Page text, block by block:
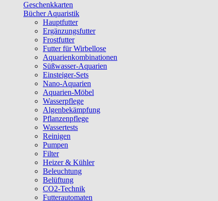
Geschenkkarten
Bücher Aquaristik
Hauptfutter
Ergänzungsfutter
Frostfutter
Futter für Wirbellose
Aquarienkombinationen
Süßwasser-Aquarien
Einsteiger-Sets
Nano-Aquarien
Aquarien-Möbel
Wasserpflege
Algenbekämpfung
Pflanzenpflege
Wassertests
Reinigen
Pumpen
Filter
Heizer & Kühler
Beleuchtung
Belüftung
CO2-Technik
Futterautomaten